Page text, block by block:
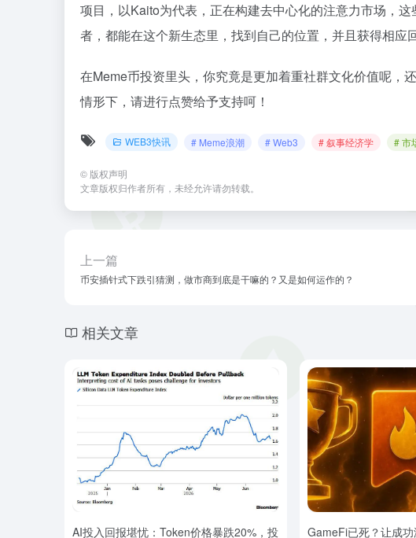
项目，以Kaito为代表，正在构建去中心化的注意力市场，
者，都能在这个新生态里，找到自己的位置，并且获得相应回
在Meme币投资里头，你究竟是更加着重社群文化价值呢，
情形下，请进行点赞给予支持呵！
WEB3快讯 # Meme浪潮 # Web3 # 叙事经济学 # 市
© 版权声明
文章版权归作者所有，未经允许请勿转载。
上一篇
币安插针式下跌引猜测，做市商到底是干嘛的？又是如何运作的？
相关文章
AI投入回报堪忧：Token价格暴跌20%，投 GameFi已死？让成